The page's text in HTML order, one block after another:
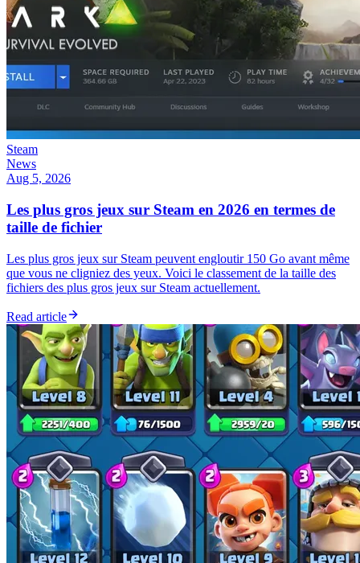
Steam
News
Aug 5, 2026
Les plus gros jeux sur Steam en 2026 en termes de
taille de fichier
Les plus gros jeux sur Steam peuvent engloutir 150 Go avant même
que vous ne cligniez des yeux. Voici le classement de la taille des
fichiers des plus gros jeux sur Steam actuellement.
Read article